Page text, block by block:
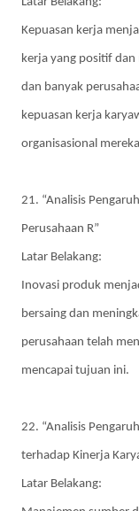
Kepuasan kerja
kerja yang positif
dan banyak
kepuasan kerja
organisasional
21. “Analisis
Perusahaan R”
Latar Belakang:
Inovasi produk
bersaing dan
perusahaan telah
mencapai tujuan ini.
22. “Analisis
terhadap Kinerja
Latar Belakang: